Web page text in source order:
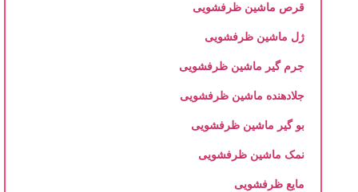
قرص ماشین ظرفشویی
ژل ماشین ظرفشویی
جرم گیر ماشین ظرفشویی
جلادهنده ماشین ظرفشویی
بو گیر ماشین ظرفشویی
نمک ماشین ظرفشویی
مایع ظرفشویی